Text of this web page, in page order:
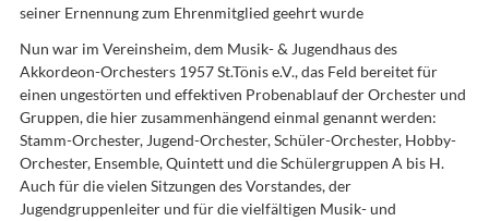
seiner Ernennung zum Ehrenmitglied geehrt wurde
Nun war im Vereinsheim, dem Musik- & Jugendhaus des
Akkordeon-Orchesters 1957 St.Tönis e.V., das Feld bereitet für
einen ungestörten und effektiven Probenablauf der Orchester und
Gruppen, die hier zusammenhängend einmal genannt werden:
Stamm-Orchester, Jugend-Orchester, Schüler-Orchester, Hobby-
Orchester, Ensemble, Quintett und die Schülergruppen A bis H.
Auch für die vielen Sitzungen des Vorstandes, der
Jugendgruppenleiter und für die vielfältigen Musik- und